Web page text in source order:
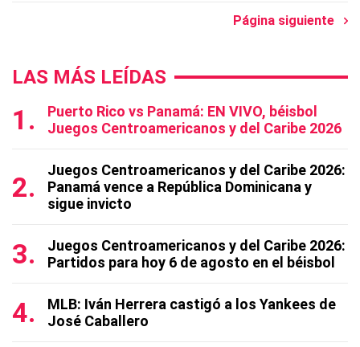
Página siguiente
LAS MÁS LEÍDAS
Puerto Rico vs Panamá: EN VIVO, béisbol
Juegos Centroamericanos y del Caribe 2026
Juegos Centroamericanos y del Caribe 2026:
Panamá vence a República Dominicana y
sigue invicto
Juegos Centroamericanos y del Caribe 2026:
Partidos para hoy 6 de agosto en el béisbol
MLB: Iván Herrera castigó a los Yankees de
José Caballero